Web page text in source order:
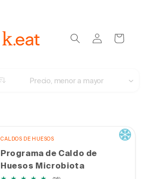
sesión
Carrito
Precio, menor a mayor
CALDOS DE HUESOS
Programa de Caldo de
Huesos Microbiota